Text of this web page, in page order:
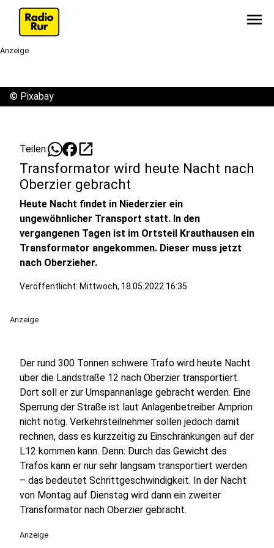
menu
Anzeige
© Pixabay
Teilen: open_in_new
Transformator wird heute Nacht nach
Oberzier gebracht
Heute Nacht findet in Niederzier ein
ungewöhnlicher Transport statt. In den
vergangenen Tagen ist im Ortsteil Krauthausen ein
Transformator angekommen. Dieser muss jetzt
nach Oberzieher.
Veröffentlicht: Mittwoch, 18.05.2022 16:35
Anzeige
Der rund 300 Tonnen schwere Trafo wird heute Nacht
über die Landstraße 12 nach Oberzier transportiert.
Dort soll er zur Umspannanlage gebracht werden. Eine
Sperrung der Straße ist laut Anlagenbetreiber Amprion
nicht nötig. Verkehrsteilnehmer sollen jedoch damit
rechnen, dass es kurzzeitig zu Einschränkungen auf der
L12 kommen kann. Denn: Durch das Gewicht des
Trafos kann er nur sehr langsam transportiert werden
– das bedeutet Schrittgeschwindigkeit. In der Nacht
von Montag auf Dienstag wird dann ein zweiter
Transformator nach Oberzier gebracht.
Anzeige